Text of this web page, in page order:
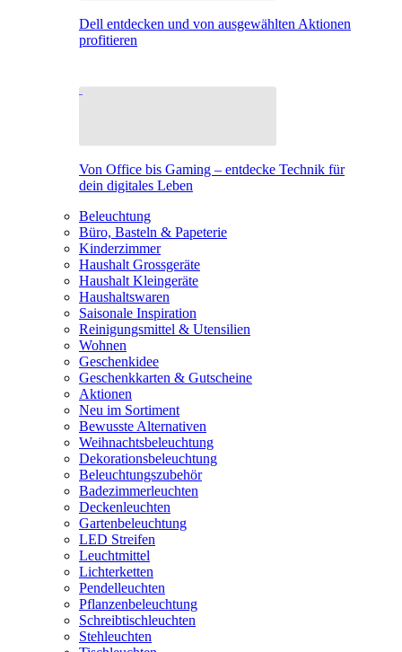
Dell entdecken und von ausgewählten Aktionen
profitieren
Von Office bis Gaming – entdecke Technik für
dein digitales Leben
Beleuchtung
Büro, Basteln & Papeterie
Kinderzimmer
Haushalt Grossgeräte
Haushalt Kleingeräte
Haushaltswaren
Saisonale Inspiration
Reinigungsmittel & Utensilien
Wohnen
Geschenkidee
Geschenkkarten & Gutscheine
Aktionen
Neu im Sortiment
Bewusste Alternativen
Weihnachtsbeleuchtung
Dekorationsbeleuchtung
Beleuchtungszubehör
Badezimmerleuchten
Deckenleuchten
Gartenbeleuchtung
LED Streifen
Leuchtmittel
Lichterketten
Pendelleuchten
Pflanzenbeleuchtung
Schreibtischleuchten
Stehleuchten